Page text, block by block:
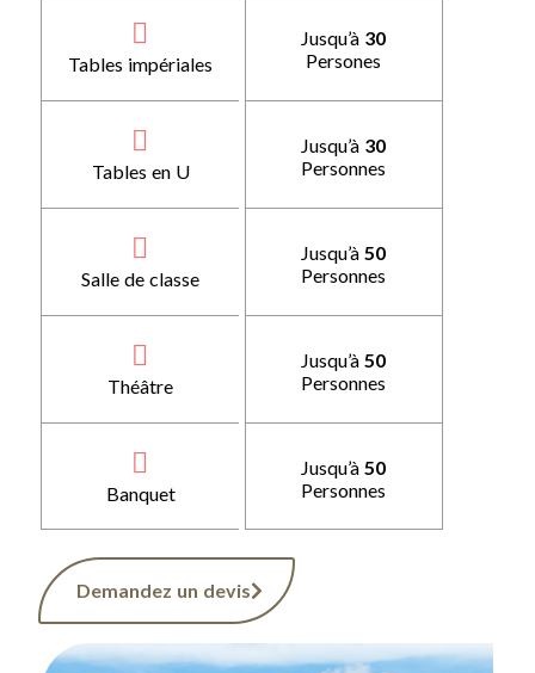
Tables impériales
Tables en U
Salle de classe
Théâtre
Banquet
Jusqu’à 30
Persones
Jusqu’à 30
Personnes
Jusqu’à50
Personnes
Jusqu’à50
Personnes
Jusqu’à 50
Personnes
Demandez un devis